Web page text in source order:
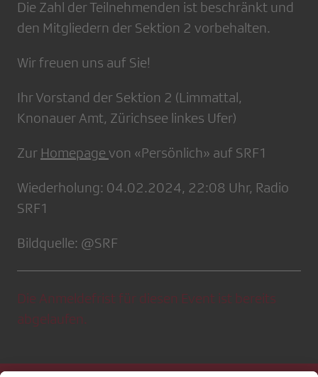
Die Zahl der Teilnehmenden ist beschränkt und
den Mitgliedern der Sektion 2 vorbehalten.
Wir freuen uns auf Sie!
Ihr Vorstand der Sektion 2 (Limmattal,
Knonauer Amt, Zürichsee linkes Ufer)
Zur Homepage von «Persönlich» auf SRF1
Wiederholung: 04.02.2024, 22:08 Uhr, Radio
SRF1
Bildquelle: @SRF
Die Anmeldefrist für diesen Event ist bereits
abgelaufen.